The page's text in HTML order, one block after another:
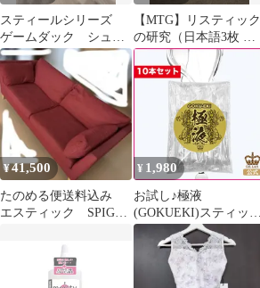
スティールシリーズ
ゲームダック シュ
ア se215
【MTG】リスティック
の研究（日本語3枚 英
語1枚） 4枚セット
Prophecy
¥41,500
たのめる便送料込み
エスティック SPIGA
¥ 1,980
お試し♪極液
(GOKUEKI)スティック
１袋(10ml×10本入り)
【エステサロン用水溶
性マッサージオイル】